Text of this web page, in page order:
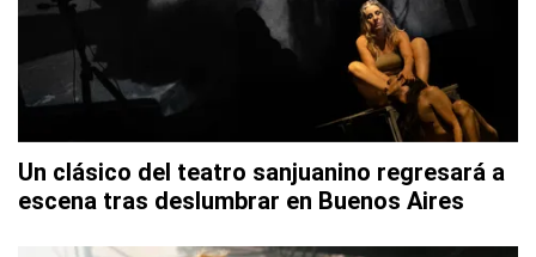
Un clásico del teatro sanjuanino regresará a
escena tras deslumbrar en Buenos Aires